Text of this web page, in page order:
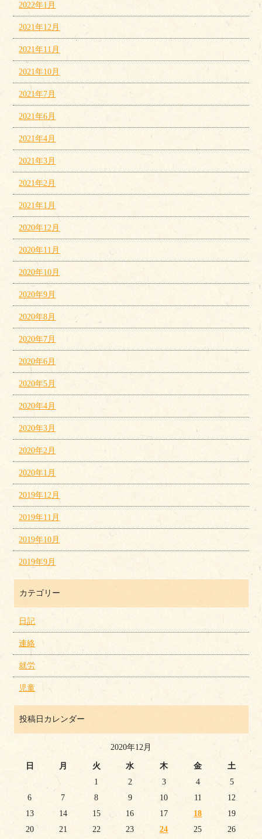
2022年1月
2021年12月
2021年11月
2021年10月
2021年7月
2021年6月
2021年4月
2021年3月
2021年2月
2021年1月
2020年12月
2020年11月
2020年10月
2020年9月
2020年8月
2020年7月
2020年6月
2020年5月
2020年4月
2020年3月
2020年2月
2020年1月
2019年12月
2019年11月
2019年10月
2019年9月
カテゴリー
日記
連絡
就労
児童
投稿日カレンダー
2020年12月
日 月 火 水 木 金
土
1
2 3 4
5
6
7 8 9 10 11
12
13
14 15 16 17 18
19
20
21 22 23 24 25 26